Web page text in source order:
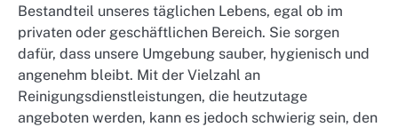
Bestandteil unseres täglichen Lebens, egal ob im
privaten oder geschäftlichen Bereich. Sie sorgen
dafür, dass unsere Umgebung sauber, hygienisch und
angenehm bleibt. Mit der Vielzahl an
Reinigungsdienstleistungen, die heutzutage
angeboten werden, kann es jedoch schwierig sein, den